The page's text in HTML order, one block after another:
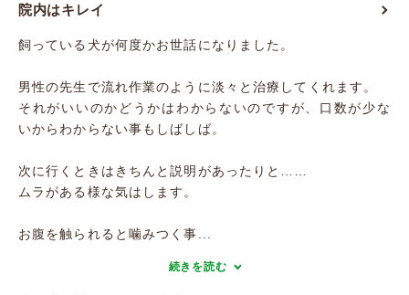
院内はキレイ
飼っている犬が何度かお世話になりました。
男性の先生で流れ作業のように淡々と治療してくれます。
それがいいのかどうかはわからないのですが、口数が少な
いからわからない事もしばしば。
次に行くときはきちんと説明があったりと……
ムラがある様な気はします。
お腹を触られると噛みつく事...
続きを読む